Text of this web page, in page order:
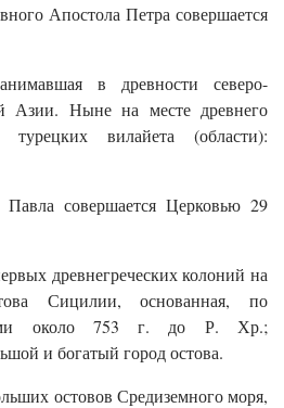
Апостола Петра совершается
в древности северо-
Азии. Ныне на месте древнего
вилайета (области):
совершается Церковью 29
древнегреческих колоний на
Сицилии, основанная, по
около 753 г. до Р. Хр.;
и богатый город остова.
остовов Средиземного моря,